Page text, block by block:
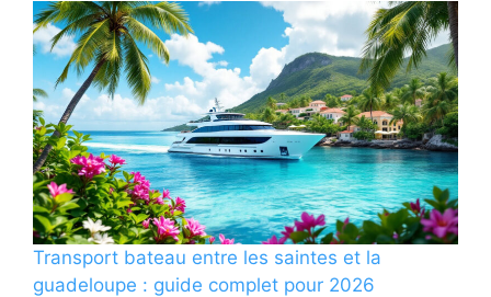
Transport bateau entre les saintes et la
guadeloupe : guide complet pour 2026